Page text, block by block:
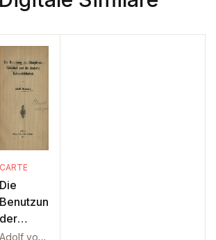
CARTE
Die
Benutzung
der
Königlichen
Adolf von Harnack